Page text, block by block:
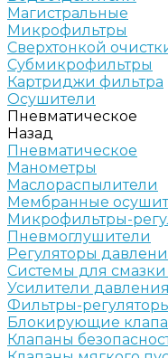
Магистральные
Микрофильтры
Сверхтонкой
Субмикрофильтры
Картриджи фильтра
Осушители
Пневматическое
Назад
Пневматическое
Манометры
Маслораспылители
Мембранные
Микрофильтры-
Пневмоглушители
Регуляторы
Системы для
Усилители давления
Фильтры-
Блокирующие
Клапаны